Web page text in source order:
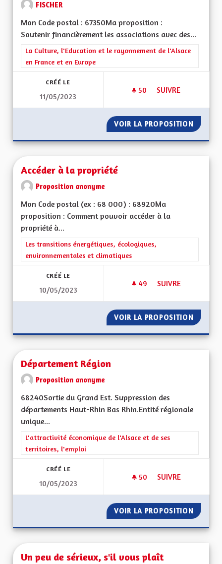
FISCHER
Mon Code postal : 67350Ma proposition :
Soutenir financièrement les associations avec des...
Filtrer les résultats de la catégorie : La Culture, l'Education et
La Culture, l'Education et le rayonnement de l'Alsace
en France et en Europe
CRÉÉ LE
11/05/2023
50 50 ABONNÉS
SUIVRE
VOIR LA PROPOSITION
Accéder à la propriété
Proposition anonyme
Mon Code postal (ex : 68 000) : 68920Ma
proposition : Comment pouvoir accéder à la
propriété à...
Filtrer les résultats de la catégorie : Les transitions
Les transitions énergétiques, écologiques,
environnementales et climatiques
CRÉÉ LE
10/05/2023
49 49 ABONNÉS
SUIVRE
VOIR LA PROPOSITION
Département Région
Proposition anonyme
68240Sortie du Grand Est. Suppression des
départements Haut-Rhin Bas Rhin.Entité régionale
unique...
Filtrer les résultats de la catégorie : L'attractivité
L'attractivité économique de l'Alsace et de ses
territoires, l'emploi
CRÉÉ LE
10/05/2023
50 50 ABONNÉS
SUIVRE
VOIR LA PROPOSITION
Un peu de sérieux, s'il vous plaît